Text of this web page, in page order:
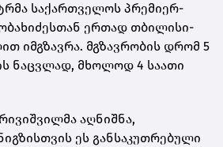
საქართველოს პრემიერ-
ერთად თბილისი-
იმგზავრა. მგზავრობის დრომ 5
ნაცვლად, მხოლოდ 4 საათი
აღნიშნა,
ეს განსაკუთრებული